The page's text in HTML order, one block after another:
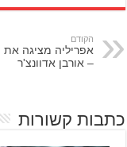
הקודם
– אורבן אדוונצ'ר
כתבות קשורות